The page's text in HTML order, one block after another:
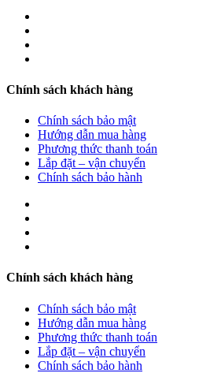
Chính sách khách hàng
Chính sách bảo mật
Hướng dẫn mua hàng
Phương thức thanh toán
Lắp đặt – vận chuyển
Chính sách bảo hành
Chính sách khách hàng
Chính sách bảo mật
Hướng dẫn mua hàng
Phương thức thanh toán
Lắp đặt – vận chuyển
Chính sách bảo hành